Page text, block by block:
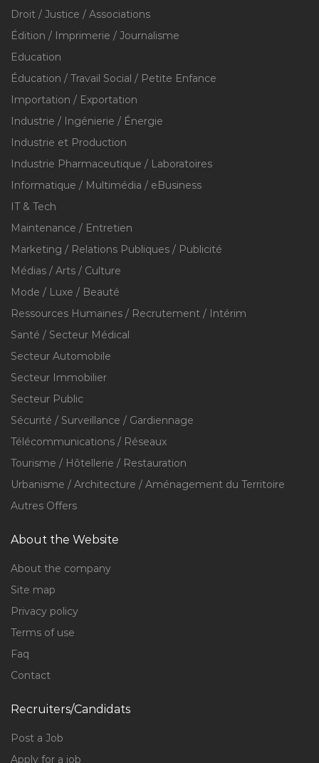
Droit / Justice / Associations
Édition / Imprimerie / Journalisme
Education
Éducation / Travail Social / Petite Enfance
Importation / Exportation
Industrie / Ingénierie / Énergie
Industrie et Production
Industrie Pharmaceutique / Laboratoires
Informatique / Multimédia / eBusiness
IT & Tech
Maintenance / Entretien
Marketing / Relations Publiques / Publicité
Médias / Arts / Culture
Mode / Luxe / Beauté
Ressources Humaines / Recrutement / Intérim
Santé / Secteur Médical
Secteur Automobile
Secteur Immobilier
Secteur Public
Sécurité / Surveillance / Gardiennage
Télécommunications / Réseaux
Tourisme / Hôtellerie / Restauration
Urbanisme / Architecture / Aménagement du Territoire
Autres Offers
About the Website
About the company
Site map
Privacy policy
Terms of use
Faq
Contact
Recruiters/Candidats
Post a Job
Apply for a job